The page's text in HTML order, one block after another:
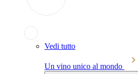
Vedi tutto
Un vino unico al mondo